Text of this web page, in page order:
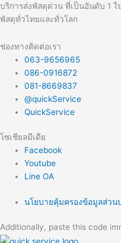
บริการส่งพัสดุด่วน ที่เป็นอันดับ 1
พัสดุทั่วไทยและทั่วโลก
ช่องทางติดต่อเรา
063-9656965
086-0916872
081-8669837
@quickService
QuickService
โซเชียลมีเดีย
Facebook
Youtube
Line OA
นโยบายคุ้มครองข้อมูลส่วน
Additionally, paste this code